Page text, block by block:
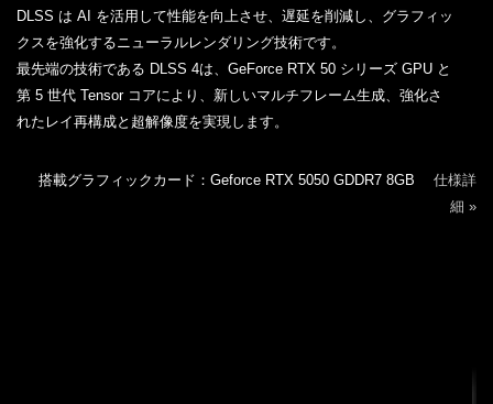
DLSS は AI を活用して性能を向上させ、遅延を削減し、グラフィッ
クスを強化するニューラルレンダリング技術です。
最先端の技術である DLSS 4は、GeForce RTX 50 シリーズ GPU と
第 5 世代 Tensor コアにより、新しいマルチフレーム生成、強化さ
れたレイ再構成と超解像度を実現します。
搭載グラフィックカード：Geforce RTX 5050 GDDR7 8GB 仕様詳
細 »